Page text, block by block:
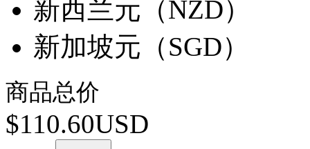
新西兰元（NZD）
新加坡元（SGD）
商品总价
$110.60USD